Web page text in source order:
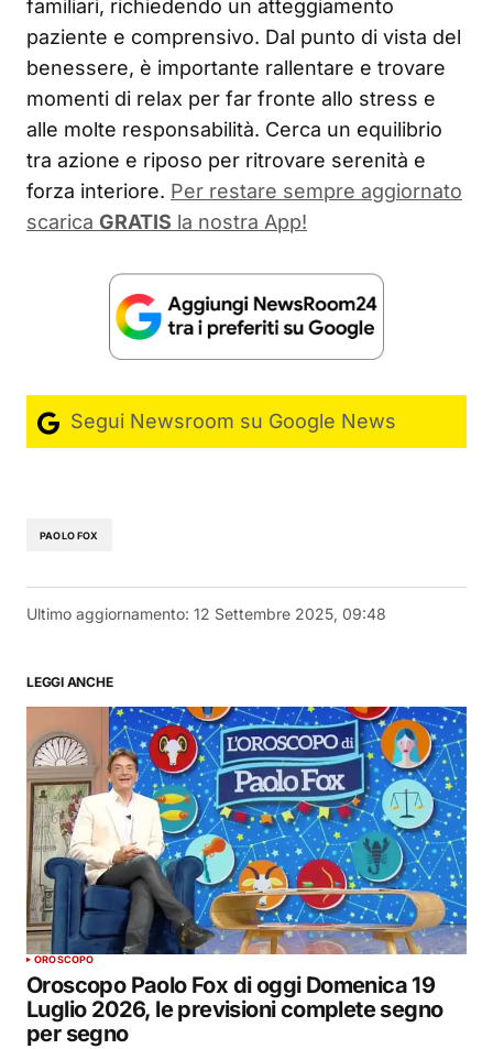
familiari, richiedendo un atteggiamento
paziente e comprensivo. Dal punto di vista del
benessere, è importante rallentare e trovare
momenti di relax per far fronte allo stress e
alle molte responsabilità. Cerca un equilibrio
tra azione e riposo per ritrovare serenità e
forza interiore. Per restare sempre aggiornato
scarica GRATIS la nostra App!
Segui Newsroom su Google News
PAOLO FOX
Ultimo aggiornamento: 12 Settembre 2025, 09:48
LEGGI ANCHE
OROSCOPO
Oroscopo Paolo Fox di oggi Domenica 19
Luglio 2026, le previsioni complete segno
per segno